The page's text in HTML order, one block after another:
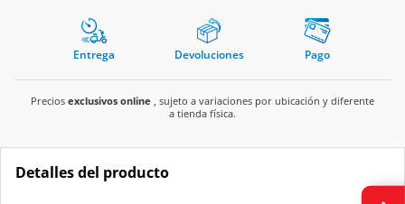
Entrega Devoluciones Pago
Precios exclusivos online , sujeto a variaciones por ubicación y diferente
a tienda física.
Detalles del producto